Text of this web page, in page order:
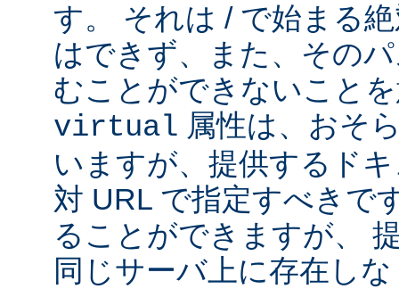
す。 それは / で始まる
はできず、また、その
むことができないこと
virtual 属性は、おそ
いますが、提供するド
対 URL で指定すべきで
ることができますが、
同じサーバ上に存在し